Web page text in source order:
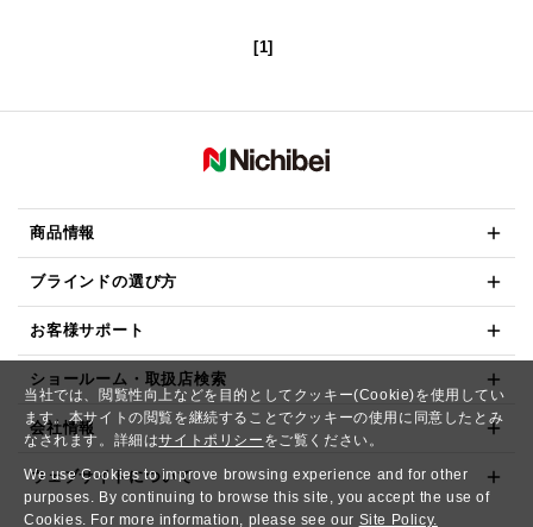
当社では、閲覧性向上などを目的としてクッキー(Cookie)を使用してい
ます。本サイトの閲覧を継続することでクッキーの使用に同意したとみ
なされます。詳細はサイトポリシー をご覧ください。
We use Cookies to improve browsing experience and for other
purposes. By continuing to browse this site, you accept the use of
Cookies. For more information, please see our Site Policy.
[1]
商品情報
ブラインドの選び方
お客様サポート
ショールーム・取扱店検索
会社情報
ウェブサイトについて